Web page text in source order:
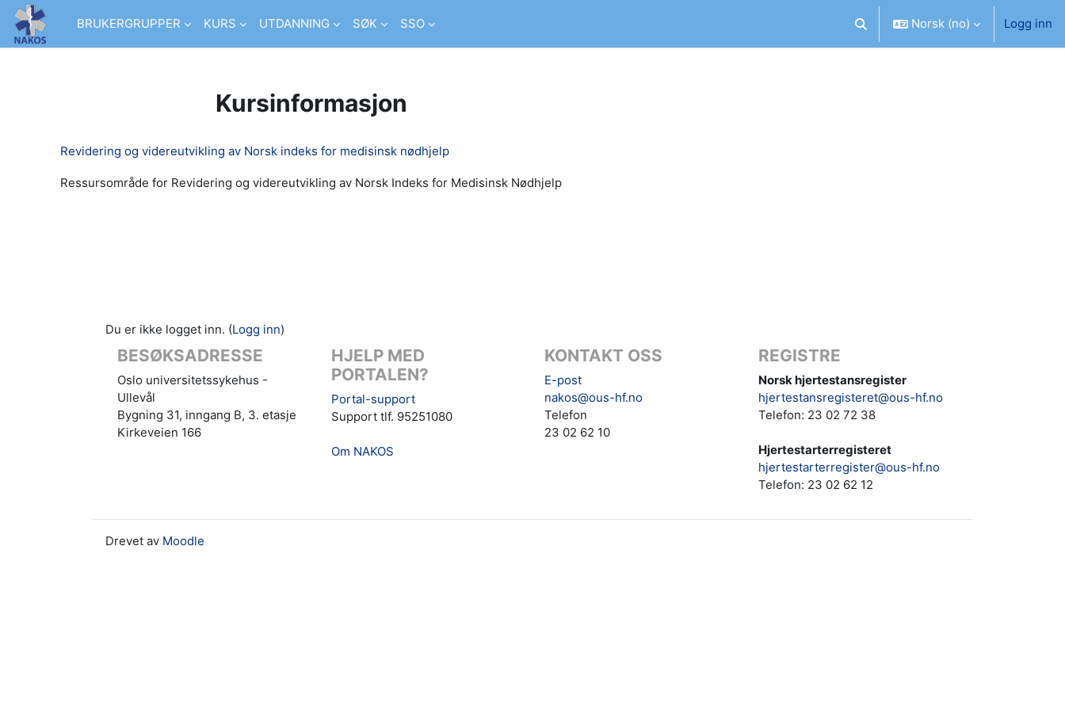
Gå til hovedinnhold
BRUKERGRUPPER
KURS UTDANNING SØK SSO Veksle inndata for søk
Norsk ‎(no)‎ Logg inn
Kursinformasjon
Revidering og videreutvikling av Norsk indeks for medisinsk nødhjelp
Ressursområde for Revidering og videreutvikling av Norsk Indeks for Medisinsk Nødhjelp
Du er ikke logget inn. (Logg inn)
BESØKSADRESSE
Oslo universitetssykehus -
Ullevål
Bygning 31, inngang B, 3. etasje
Kirkeveien 166
HJELP MED
PORTALEN?
Portal-support
Support tlf. 95251080
Om NAKOS
KONTAKT OSS
E-post
nakos@ous-hf.no
Telefon
23 02 62 10
REGISTRE
Norsk hjertestansregister
hjertestansregisteret@ous-hf.no
Telefon: 23 02 72 38
Hjertestarterregisteret
hjertestarterregister@ous-hf.no
Telefon: 23 02 62 12‬‬
Drevet av Moodle